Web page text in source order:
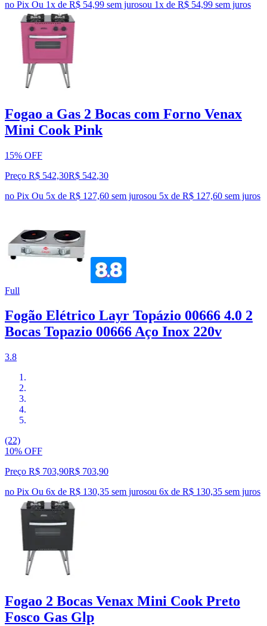
no Pix Ou 1x de R$ 54,99 sem jurosou 1x de R$ 54,99 sem juros
Fogao a Gas 2 Bocas com Forno Venax
Mini Cook Pink
15% OFF
Preço R$ 542,30R$ 542,30
no Pix Ou 5x de R$ 127,60 sem jurosou 5x de R$ 127,60 sem juros
Full
Fogão Elétrico Layr Topázio 00666 4.0 2
Bocas Topazio 00666 Aço Inox 220v
3.8
(22)
10% OFF
Preço R$ 703,90R$ 703,90
no Pix Ou 6x de R$ 130,35 sem jurosou 6x de R$ 130,35 sem juros
Fogao 2 Bocas Venax Mini Cook Preto
Fosco Gas Glp